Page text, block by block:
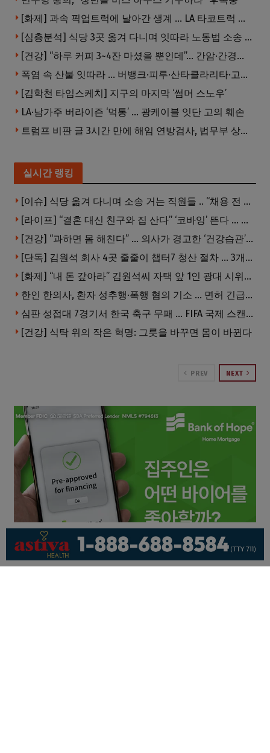
[화제] 과속 픽업트럭에 날아간 생계 … LA 타코트럭 일가족 3명 부상
[심층분석] 식당 3곳 옮겨 다니며 잇따라 노동법 소송 … 피소된 곳 모두 LA·OC 한인 식당들
[건강] “하루 커피 3~4잔 마셨을 뿐인데”… 간암·간경변 위험 뚝
폭염 속 산불 잇따라 … 버뱅크·피루·산타클라리타·고먼 잇단 산불
[김학천 타임스케치] 지구의 마지막 ‘썸머 스노우’
LA·남가주 버라이즌 ‘먹통’ … 광케이블 잇단 고의 훼손
트럼프 비판 글 3시간 만에 해임 연방검사, 법무부 상대 소송
실시간 랭킹
[이슈] 식당 옮겨 다니며 소송 거는 직원들 .. “채용 전 반드시 확인해야”
[라이프] “결혼 대신 친구와 집 산다” ‘코바잉’ 뜬다 … 내 집 마련 공식 바뀌었다
[건강] “과하면 몸 해친다” … 의사가 경고한 ‘건강습관’ 5가지
[단독] 김원석 회사 4곳 줄줄이 챕터7 청산 절차 … 3개 법인 같은 날 동시 파산 신청
[화제] “내 돈 갚아라” 김원석씨 자택 앞 1인 광대 시위 … 한인 투자사, “108만 달러 못받아”
한인 한의사, 환자 성추행·폭행 혐의 기소 … 면허 긴급정지
심판 성접대 7경기서 한국 축구 무패 … FIFA 국제 스캔들 번지나
[건강] 식탁 위의 작은 혁명: 그릇을 바꾸면 몸이 바뀐다
PREV NEXT